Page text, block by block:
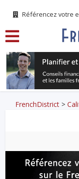
Référencez votre
FrenchDistrict >